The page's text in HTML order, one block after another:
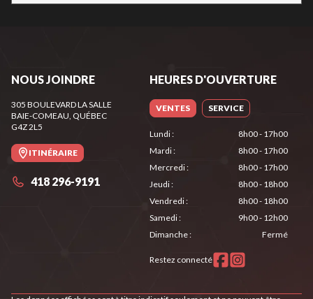
NOUS JOINDRE
305 BOULEVARD LA SALLE
BAIE-COMEAU, QUÉBEC
G4Z 2L5
ITINÉRAIRE
418 296-9191
HEURES D'OUVERTURE
VENTES SERVICE
Lundi:
8h00 - 17h00
Mardi:
8h00 - 17h00
Mercredi:
8h00 - 17h00
Jeudi:
8h00 - 18h00
Vendredi:
8h00 - 18h00
Samedi:
9h00 - 12h00
Dimanche: Fermé
Restez connecté